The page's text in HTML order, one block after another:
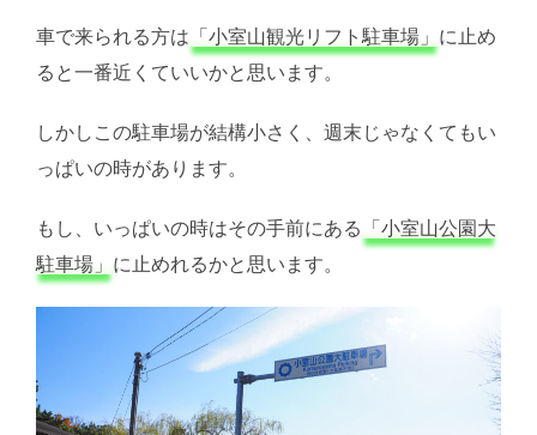
車で来られる方は 「小室山観光リフト駐車場」 に止め
ると一番近くていいかと思います。
しかしこの駐車場が結構小さく、週末じゃなくてもい
っぱいの時があります。
もし、いっぱいの時はその手前にある
「小室山公園大
駐車場」 に止めれるかと思います。